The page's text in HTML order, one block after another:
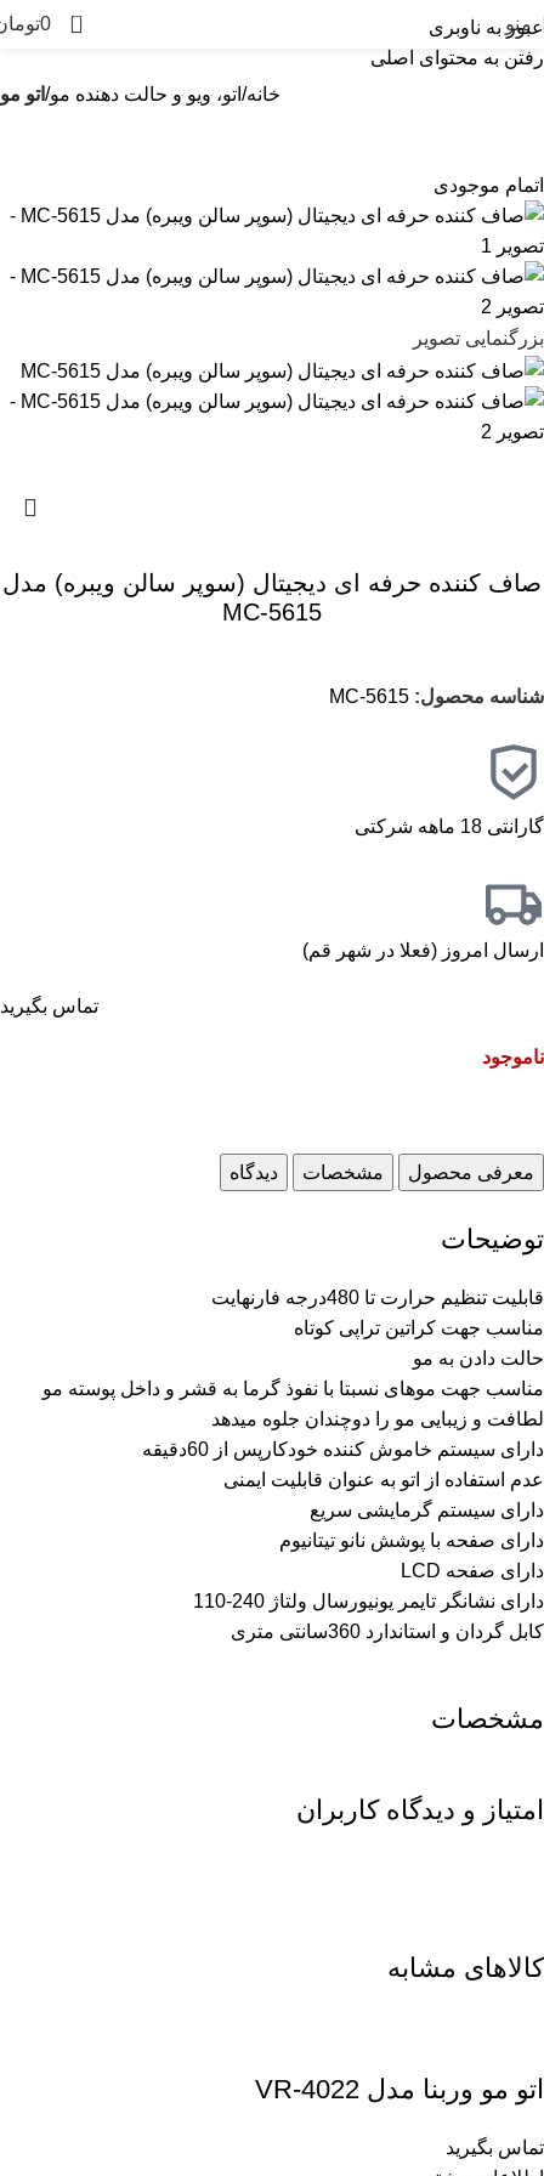
عبور به ناوبری
رفتن به محتوای اصلی
منو 0
0
خانه اتو، ویو و حالت دهنده مو اتو مو
اتمام موجودی
بزرگنمایی تصویر
صاف کننده حرفه ای دیجیتال (سوپر سالن ویبره) مدل
5615-MC
شناسه محصول: 5615-MC
گارانتی 18 ماهه شرکتی
ارسال امروز (فعلا در شهر قم)
تماس بگیرید
ناموجود
معرفی محصول مشخصات دیدگاه
توضیحات
قابلیت تنظیم حرارت تا 480درجه فارنهایت
مناسب جهت کراتین تراپی کوتاه
حالت دادن به مو
مناسب جهت موهای نسبتا با نفوذ گرما به قشر و داخل پوسته مو
لطافت و زیبایی مو را دوچندان جلوه میدهد
دارای سیستم خاموش کننده خودکارپس از 60دقیقه
عدم استفاده از اتو به عنوان قابلیت ایمنی
دارای سیستم گرمایشی سریع
دارای صفحه با پوشش نانو تیتانیوم
دارای صفحه LCD
دارای نشانگر تایمر یونیورسال ولتاژ 240-110
کابل گردان و استاندارد 360سانتی متری
مشخصات
امتیاز و دیدگاه کاربران
کالاهای مشابه
اتو مو وربنا مدل VR-4022
تماس بگیرید